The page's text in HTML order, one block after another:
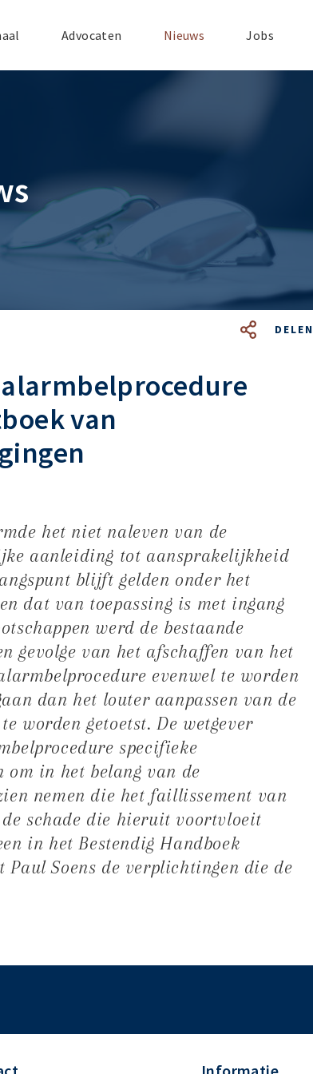
Advocaten Nieuws Jobs
DELEN
van
het niet naleven van de
aanleiding tot aansprakelijkheid
blijft gelden onder het
dat van toepassing is met ingang
werd de bestaande
gevolge van het afschaffen van het
evenwel te worden
dan het louter aanpassen van de
worden getoetst. De wetgever
specifieke
om in het belang van de
nemen die het faillissement van
schade die hieruit voortvloeit
in het Bestendig Handboek
Paul Soens de verplichtingen die de